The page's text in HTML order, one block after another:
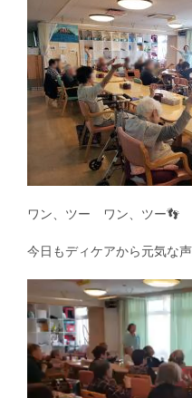
ワン、ツー ワン、ツー👣
今日もディケアから元気な
画
プ
レ
ー